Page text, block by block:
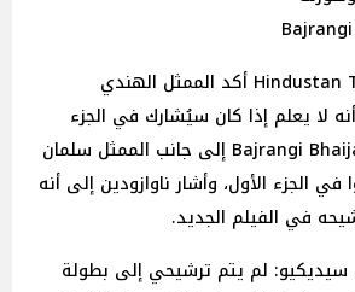
وبحسب موقع Hindustan Times أكد الممثل الهندي
لا يعلم إذا كان سيُشارك في الجزء
الثاني الجديد 2 Bajrangi Bhaijaan إلى جانب الممثل سلمان
في الجزء الأول، وأشار ناوازودين إلى أنه
في الفيلم الجديد.
سيديكيو: لم يتم ترشيحي إلى بطولة